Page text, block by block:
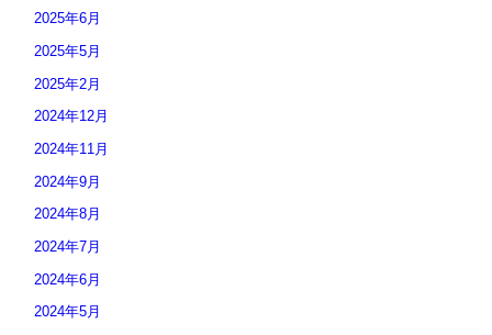
2025年6月
2025年5月
2025年2月
2024年12月
2024年11月
2024年9月
2024年8月
2024年7月
2024年6月
2024年5月